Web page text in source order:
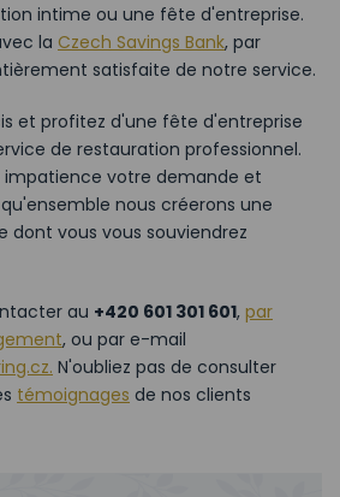
intime ou une fête d'entreprise.
la Czech Savings Bank, par
satisfaite de notre service.
et profitez d'une fête d'entreprise
de restauration professionnel.
impatience votre demande et
nous créerons une
dont vous vous souviendrez
au +420 601 301 601, par
, ou par e-mail
N'oubliez pas de consulter
témoignages de nos clients